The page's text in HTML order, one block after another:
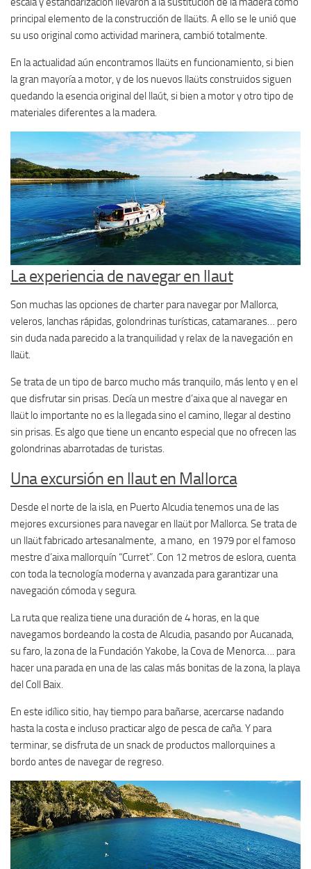
principal elemento de la construcción de llaüts. A ello se le unió que
su uso original como actividad marinera, cambió totalmente.
En la actualidad aún encontramos llaüts en funcionamiento, si bien
la gran mayoría a motor, y de los nuevos llaüts construidos siguen
quedando la esencia original del llaút, si bien a motor y otro tipo de
materiales diferentes a la madera.
La experiencia de navegar en llaut
Son muchas las opciones de charter para navegar por Mallorca,
veleros, lanchas rápidas, golondrinas turísticas, catamaranes… pero
sin duda nada parecido a la tranquilidad y relax de la navegación en
llaüt.
Se trata de un tipo de barco mucho más tranquilo, más lento y en el
que disfrutar sin prisas. Decía un mestre d’aixa que al navegar en
llaüt lo importante no es la llegada sino el camino, llegar al destino
sin prisas. Es algo que tiene un encanto especial que no ofrecen las
golondrinas abarrotadas de turistas.
Una excursión en llaut en Mallorca
Desde el norte de la isla, en Puerto Alcudia tenemos una de las
mejores excursiones para navegar en llaüt por Mallorca. Se trata de
un llaüt fabricado artesanalmente, a mano, en 1979 por el famoso
mestre d’aixa mallorquín “Curret”. Con 12 metros de eslora, cuenta
con toda la tecnología moderna y avanzada para garantizar una
navegación cómoda y segura.
La ruta que realiza tiene una duración de 4 horas, en la que
navegamos bordeando la costa de Alcudia, pasando por Aucanada,
su faro, la zona de la Fundación Yakobe, la Cova de Menorca…. para
hacer una parada en una de las calas más bonitas de la zona, la playa
del Coll Baix.
En este idílico sitio, hay tiempo para bañarse, acercarse nadando
hasta la costa e incluso practicar algo de pesca de caña. Y para
terminar, se disfruta de un snack de productos mallorquines a
bordo antes de navegar de regreso.